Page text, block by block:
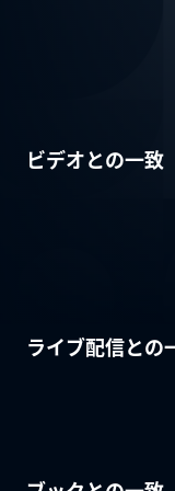
ビデオとの一致
ライブ配信との